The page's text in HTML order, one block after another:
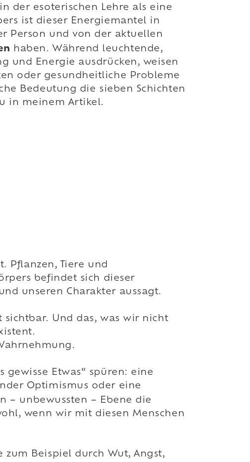
der esoterischen Lehre als eine
ist dieser Energiemantel in
Person und von der aktuellen
haben. Während leuchtende,
und Energie ausdrücken, weisen
oder gesundheitliche Probleme
Bedeutung die sieben Schichten
in meinem Artikel.
Pflanzen, Tiere und
befindet sich dieser
unseren Charakter aussagt.
Und das, was wir nicht
gewisse Etwas“ spüren: eine
Optimismus oder eine
– unbewussten – Ebene die
wenn wir mit diesen Menschen
Beispiel durch Wut, Angst,